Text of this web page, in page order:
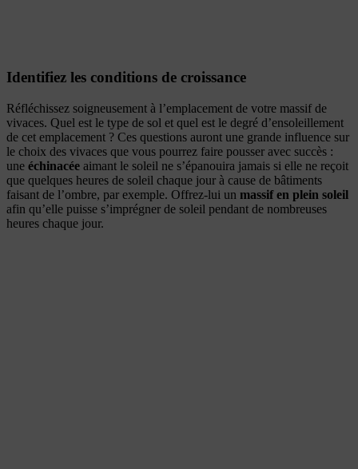
Identifiez les conditions de croissance
Réfléchissez soigneusement à l’emplacement de votre massif de
vivaces. Quel est le type de sol et quel est le degré d’ensoleillement
de cet emplacement ? Ces questions auront une grande influence sur
le choix des vivaces que vous pourrez faire pousser avec succès :
une échinacée aimant le soleil ne s’épanouira jamais si elle ne reçoit
que quelques heures de soleil chaque jour à cause de bâtiments
faisant de l’ombre, par exemple. Offrez-lui un massif en plein soleil
afin qu’elle puisse s’imprégner de soleil pendant de nombreuses
heures chaque jour.